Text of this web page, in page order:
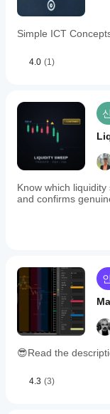
Simple ICT
4.0 (1)
Know which liquidity
and confirms
😎Read the
4.3 (3)